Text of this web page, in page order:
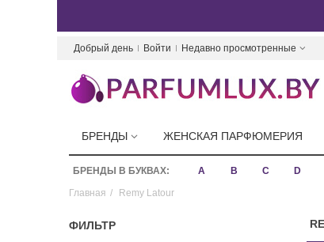
Добрый день Войти Недавно просмотренные
БРЕНДЫ ЖЕНСКАЯ ПАРФЮМЕРИЯ
БРЕНДЫ В БУКВАХ: A B C D
Главная / Remy Latour
ФИЛЬТР